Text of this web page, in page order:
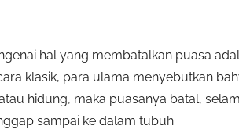
hal yang membatalkan puasa
klasik, para ulama menyebutkan
hidung, maka puasanya batal,
sampai ke dalam tubuh.